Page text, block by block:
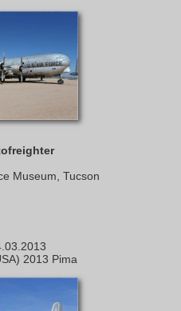
Museum, Tucson
2013 Pima